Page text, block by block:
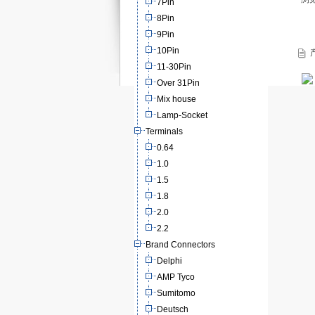
7Pin
8Pin
9Pin
10Pin
11-30Pin
Over 31Pin
Mix house
Lamp-Socket
Terminals
0.64
1.0
1.5
1.8
2.0
2.2
Brand Connectors
Delphi
AMP Tyco
Sumitomo
Deutsch